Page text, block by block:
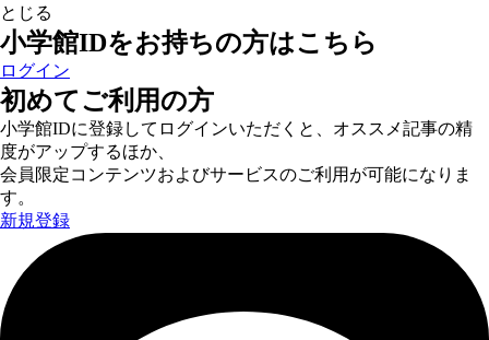
とじる
小学館IDをお持ちの方はこちら
ログイン
初めてご利用の方
小学館IDに登録してログインいただくと、オススメ記事の精
度がアップするほか、
会員限定コンテンツおよびサービスのご利用が可能になりま
す。
新規登録